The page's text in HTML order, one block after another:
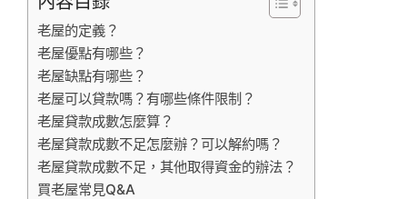
老屋的定義？
老屋優點有哪些？
老屋缺點有哪些？
老屋可以貸款嗎？有哪些條件限制？
老屋貸款成數怎麼算？
老屋貸款成數不足怎麼辦？可以解約嗎？
老屋貸款成數不足，其他取得資金的辦法？
買老屋常見Q&A